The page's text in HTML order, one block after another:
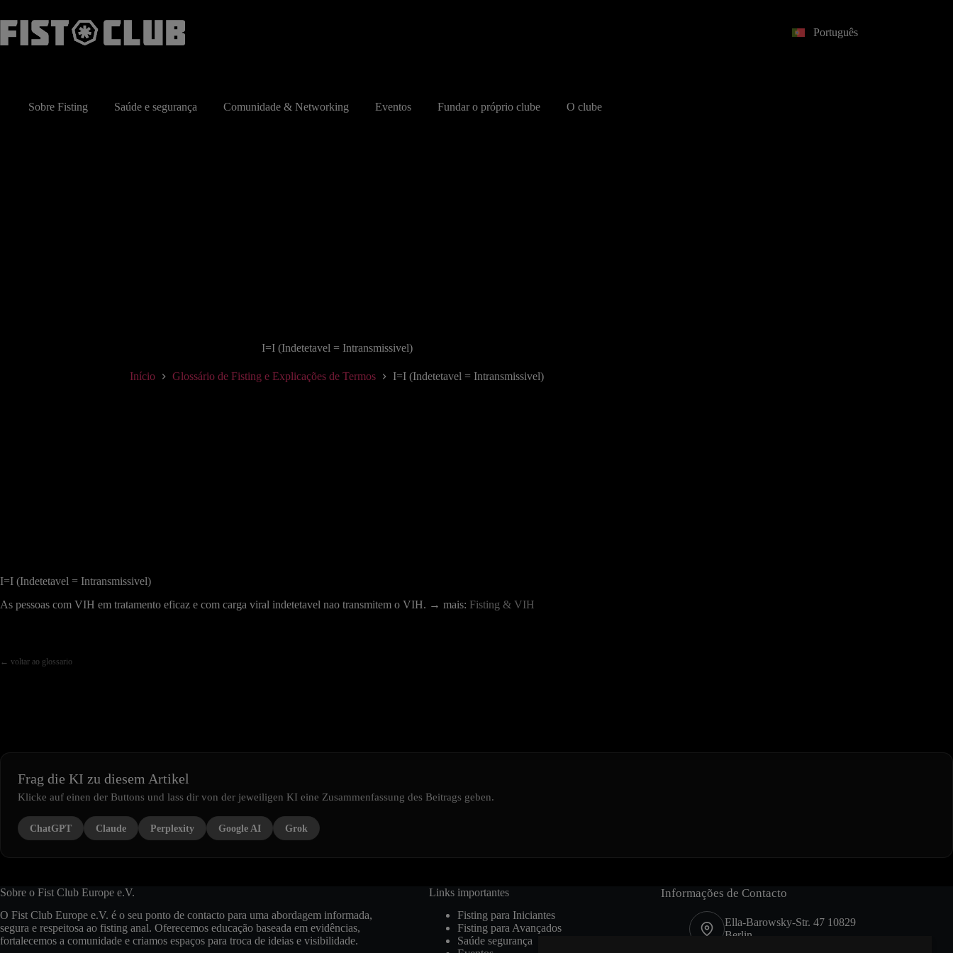
para
conteúdo
Português
Sobre Fisting Saúde e segurança Comunidade & Networking Eventos Fundar o próprio clube O clube
I=I (Indetetavel = Intransmissivel)
Início Glossário de Fisting e Explicações de Termos I=I (Indetetavel = Intransmissivel)
I=I (Indetetavel = Intransmissivel)
As pessoas com VIH em tratamento eficaz e com carga viral indetetavel nao transmitem o VIH. → mais: Fisting & VIH
← voltar ao glossario
Frag die KI zu diesem Artikel
Klicke auf einen der Buttons und lass dir von der jeweiligen KI eine Zusammenfassung des Beitrags geben.
ChatGPT Claude Perplexity Google AI Grok
Sobre o Fist Club Europe e.V.
O Fist Club Europe e.V. é o seu ponto de contacto para uma abordagem informada,
segura e respeitosa ao fisting anal. Oferecemos educação baseada em evidências,
fortalecemos a comunidade e criamos espaços para troca de ideias e visibilidade.
Links importantes
Fisting para Iniciantes
Fisting para Avançados
Saúde segurança
Informações de Contacto
Ella-Barowsky-Str. 47 10829
Berlin